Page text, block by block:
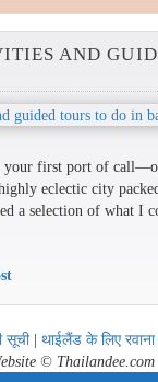
AND
your first port of
eclectic city
a selection of what I
सूची| थाईलैंड के लिए रवाना
©